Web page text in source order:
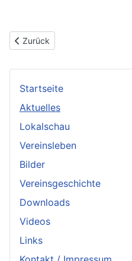
Startseite
Aktuelles
Lokalschau
Vereinsleben
Bilder
Vereinsgeschichte
Downloads
Videos
Links
Vorheriger Beitrag:
Zurück